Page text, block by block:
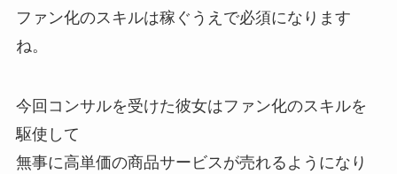
ファン化のスキルは稼ぐうえで必須になります
ね。
今回コンサルを受けた彼女はファン化のスキルを
駆使して
無事に高単価の商品サービスが売れるようになり